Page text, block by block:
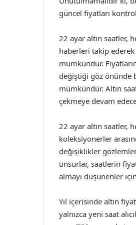
güncel fiyatları
22 ayar altın saatler,
haberleri takip
mümkündür.
değiştiği göz önünde
mümkündür. Altın
çekmeye devam
22 ayar altın saatler,
koleksiyonerler
değişiklikler
unsurlar, saatlerin
almayı düşünenler
Yıl içerisinde altın
yalnızca yeni saat